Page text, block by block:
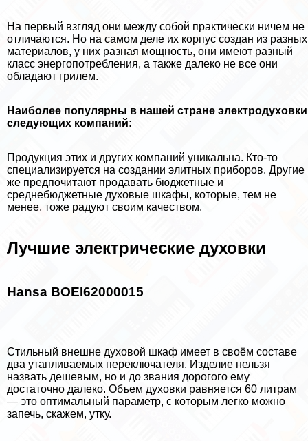
На первый взгляд они между собой пpaктически ничем не
отличаются. Но на самом деле их корпус создан из разных
материалов, у них разная мощность, они имеют разный
класс энергопотрeбления, а также далеко не все они
обладают грилем.
Наиболее популярны в нашей стране электродуховки
следующих компаний:
Продукция этих и других компаний уникальна. Кто-то
специализируется на создании элитных приборов. Другие
же предпочитают продавать бюджетные и
среднебюджетные духовые шкафы, которые, тем не
менее, тоже радуют своим качеством.
Лучшие электрические духовки
Hansa BOEI62000015
Стильный внешне духовой шкаф имеет в своём составе
два утапливаемых переключателя. Изделие нельзя
назвать дешевым, но и до звания дорогого ему
достаточно далеко. Объем духовки равняется 60 литрам
— это оптимальный параметр, с которым легко можно
запечь, скажем, утку.